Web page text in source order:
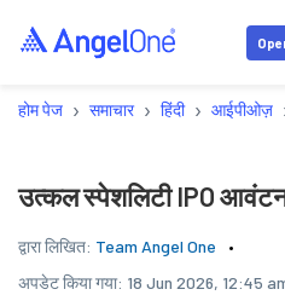
होम पेज › समाचार › हिंदी › आईपीओज़
उत्कल स्पेशलिटी IPO
द्वारा लिखित: Team Angel One
अपडेट किया गया: 18 Jun 2026, 12:45